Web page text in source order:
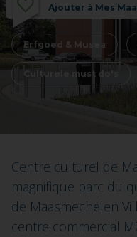
Ajouter à Mes
Erfgoed & Musea
Culturele must do's
Centre culturel de
magnifique parc du
de Maasmechelen
centre commercial